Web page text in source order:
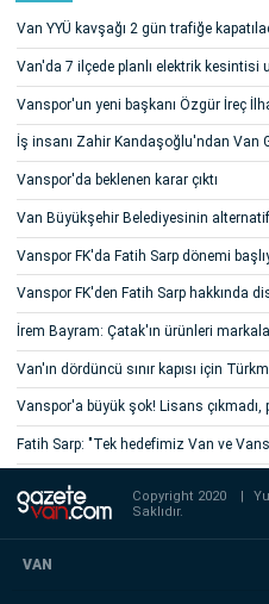
Van YYÜ kavşağı 2 gün trafiğe
Van'da 7 ilçede planlı elektrik kesintisi
Vanspor'un yeni başkanı Özgür İreç
İş insanı Zahir Kandaşoğlu'ndan Van
Vanspor'da beklenen karar çıktı
Van Büyükşehir Belediyesinin
Vanspor FK'da Fatih Sarp dönemi
Vanspor FK'den Fatih Sarp hakkında
İrem Bayram: Çatak'ın ürünleri
Van'ın dördüncü sınır kapısı için
Vanspor'a büyük şok! Lisans çıkmadı,
Fatih Sarp: "Tek hedefimiz Van ve
Copyright 2020 |
Saklıdır.
VAN